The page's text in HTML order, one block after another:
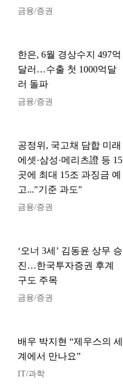
금융/증권
한은, 6월 경상수지 497억
달러…수출 첫 1000억달
러 돌파
금융/증권
공정위, 국고채 담합 미래
에셋·삼성·메리츠證 등 15
곳에 최대 15조 과징금 예
고..."기준 과도"
금융/증권
‘오너 3세’ 김동윤 상무 승
진…한국투자증권 후계
구도 주목
금융/증권
배우 박지현 “제우스의 세
계에서 만나요”
IT/과학